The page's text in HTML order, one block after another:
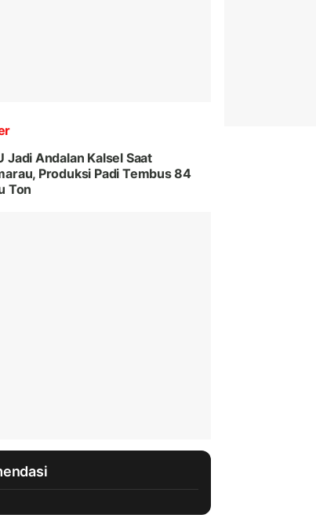
Jadi Andalan Kalsel Saat
Produksi Padi Tembus 84
Ton